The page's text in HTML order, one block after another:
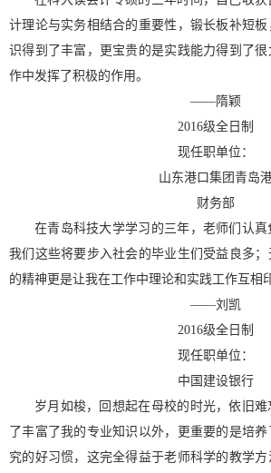
计理论与实务相结合的重要性，锻长板补短板
识得到了丰富，更宝贵的是实践能力得到了
作中发挥了积极的作用。
——隋颖
2016级全日制
现任职单位：
山东港口集团青岛
财务部
在青岛科技大学学习的三年，老师们认
我们这些将要步入社会的毕业生们受益良多
的精神更是让我在工作中理论和实践工作互相
——刘凯
2016级全日制
现任职单位：
中国建设银行
岁月如梭，回想起在母校的时光，依旧
了丰富了我的专业知识以外，更重要的是培
究的好习惯，这完全得益于老师科学的教学